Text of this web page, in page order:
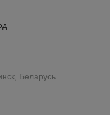
Беларусь